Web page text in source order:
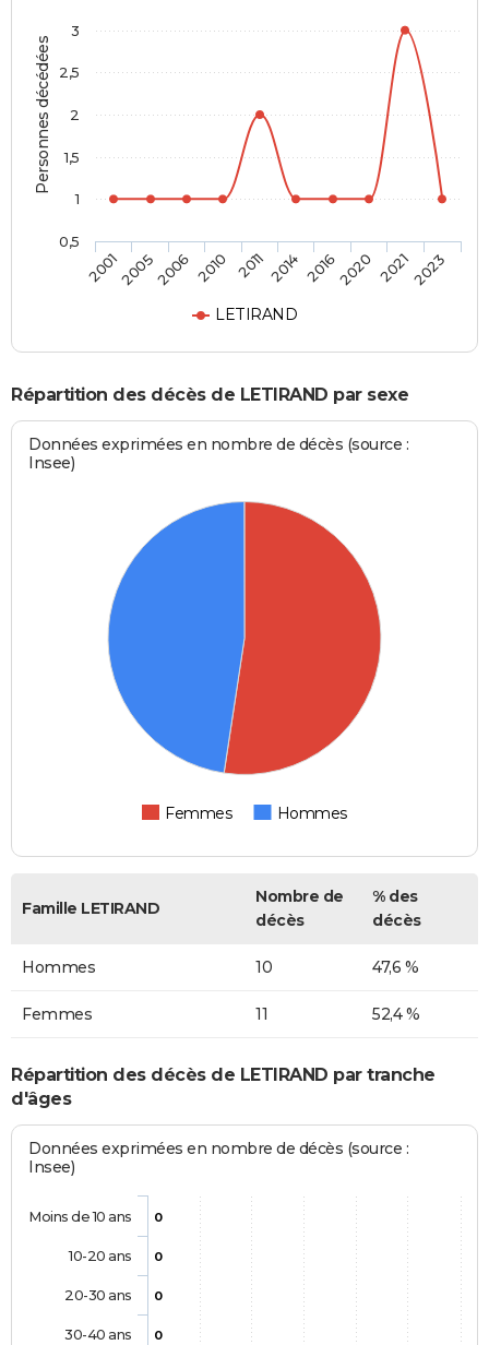
Personnes décédées
LETIRAND
200120052006 2010 2011 2014 20162020 20212023
0,5
1
1,5
2
2,5
3
Répartition des décès de LETIRAND par sexe
Données exprimées en nombre de décès (source :
Insee)
Femmes Hommes
Famille LETIRAND
Nombre de
décès
% des
décès
Hommes 10 47,6 %
Femmes 11 52,4 %
Répartition des décès de LETIRAND par tranche
d'âges
Données exprimées en nombre de décès (source :
Insee)
0
0
0
0
Moins de 10 ans
10-20 ans
20-30 ans
30-40 ans